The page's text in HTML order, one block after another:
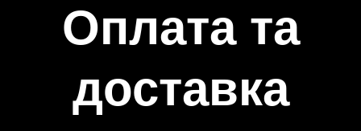
Оплата та
доставка